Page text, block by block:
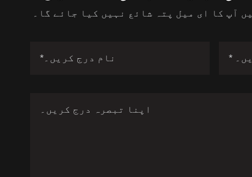
آپ کا ای میل پتہ شائع نہیں کیا جائے گا۔